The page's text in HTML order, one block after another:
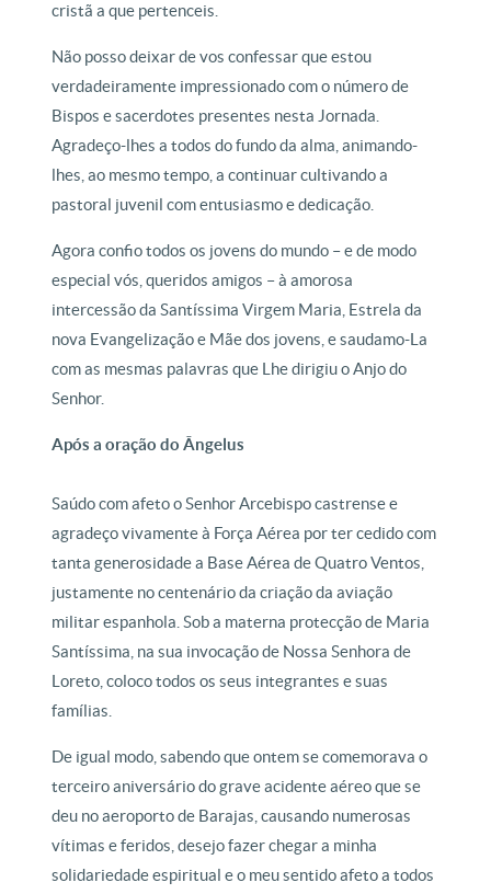
cristã a que pertenceis.
Não posso deixar de vos confessar que estou
verdadeiramente impressionado com o número de
Bispos e sacerdotes presentes nesta Jornada.
Agradeço-lhes a todos do fundo da alma, animando-
lhes, ao mesmo tempo, a continuar cultivando a
pastoral juvenil com entusiasmo e dedicação.
Agora confio todos os jovens do mundo – e de modo
especial vós, queridos amigos – à amorosa
intercessão da Santíssima Virgem Maria, Estrela da
nova Evangelização e Mãe dos jovens, e saudamo-La
com as mesmas palavras que Lhe dirigiu o Anjo do
Senhor.
Após a oração do Ângelus
Saúdo com afeto o Senhor Arcebispo castrense e
agradeço vivamente à Força Aérea por ter cedido com
tanta generosidade a Base Aérea de Quatro Ventos,
justamente no centenário da criação da aviação
militar espanhola. Sob a materna protecção de Maria
Santíssima, na sua invocação de Nossa Senhora de
Loreto, coloco todos os seus integrantes e suas
famílias.
De igual modo, sabendo que ontem se comemorava o
terceiro aniversário do grave acidente aéreo que se
deu no aeroporto de Barajas, causando numerosas
vítimas e feridos, desejo fazer chegar a minha
solidariedade espiritual e o meu sentido afeto a todos